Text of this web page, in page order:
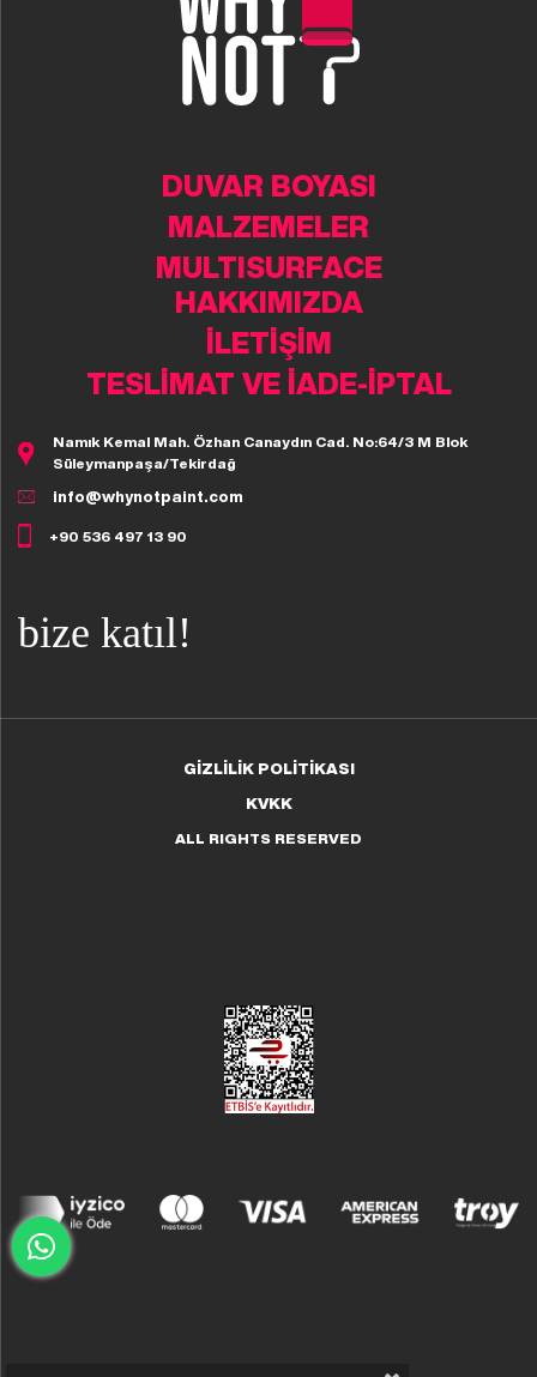
DUVAR BOYASI
MALZEMELER
MULTISURFACE
HAKKIMIZDA
İLETİŞİM
TESLİMAT VE İADE-İPTAL
Namık Kemal Mah. Özhan Canaydın Cad. No:64/3 M Blok
Süleymanpaşa/Tekirdağ
info@whynotpaint.com
+90 536 497 13 90
bize katıl!
GİZLİLİK POLİTİKASI
KVKK
ALL RIGHTS RESERVED